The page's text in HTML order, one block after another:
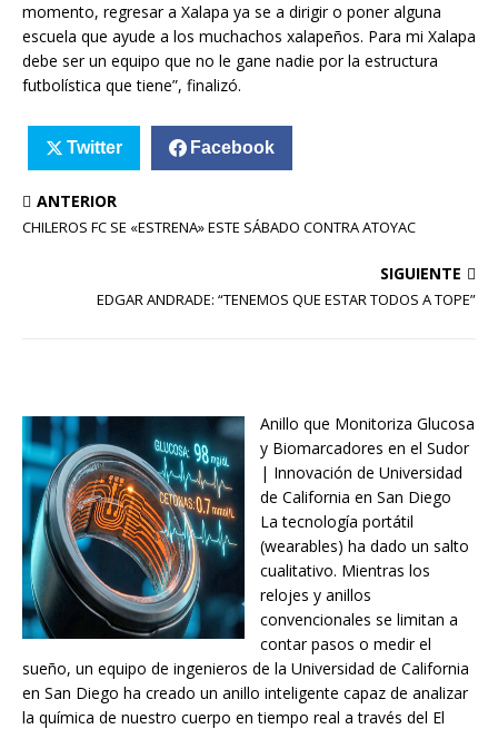
momento, regresar a Xalapa ya se a dirigir o poner alguna
escuela que ayude a los muchachos xalapeños. Para mi Xalapa
debe ser un equipo que no le gane nadie por la estructura
futbolística que tiene”, finalizó.
Twitter Facebook
ANTERIOR
CHILEROS FC SE «ESTRENA» ESTE SÁBADO CONTRA ATOYAC
SIGUIENTE
EDGAR ANDRADE: “TENEMOS QUE ESTAR TODOS A TOPE”
Anillo que Monitoriza Glucosa
y Biomarcadores en el Sudor
| Innovación de Universidad
de California en San Diego
La tecnología portátil
(wearables) ha dado un salto
cualitativo. Mientras los
relojes y anillos
convencionales se limitan a
contar pasos o medir el
sueño, un equipo de ingenieros de la Universidad de California
en San Diego ha creado un anillo inteligente capaz de analizar
la química de nuestro cuerpo en tiempo real a través del El